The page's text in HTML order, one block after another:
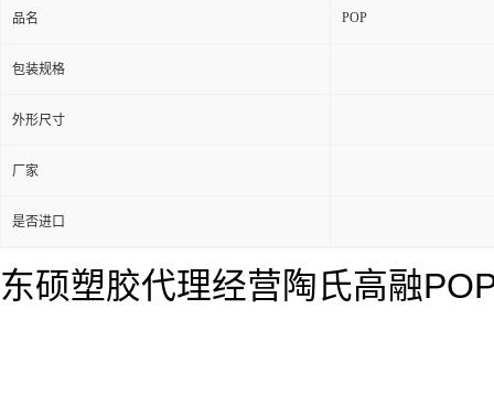
品名 POP
包装规格
外形尺寸
厂家
是否进口
东硕塑胶代理经营陶氏高融